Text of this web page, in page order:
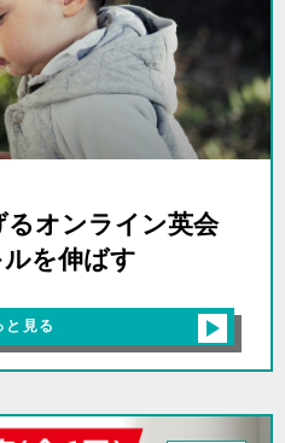
るオンライン英会
を伸ばす
と見る